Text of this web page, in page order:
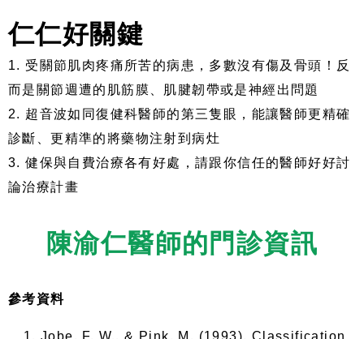
仁仁好關鍵
1. 受關節肌肉疼痛所苦的病患，多數沒有傷及骨頭！反
而是關節週遭的肌筋膜、肌腱韌帶或是神經出問題
2. 超音波如同復健科醫師的第三隻眼，能讓醫師更精確
診斷、更精準的將藥物注射到病灶
3. 健保與自費治療各有好處，請跟你信任的醫師好好討
論治療計畫
陳渝仁醫師的門診資訊
參考資料
Jobe, F. W., & Pink, M. (1993). Classification